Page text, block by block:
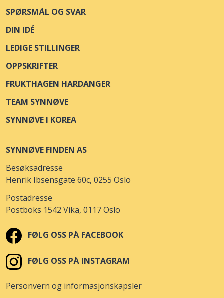
RÅDHUSVEGEN 5
BAKKEHAGAN 6C
BUNNPRIS SAMFUNDET
TROMSØYSUNDVEGEN 118
BUNNPRIS BRYGGJA
NORDFJORDVEGEN 7747
KIWI STORGATA LILLEHAMMER
SPAR BAGN
STOREBRUVEGEN 3
SPØRSMÅL OG SVAR
DIN IDÉ
LEDIGE STILLINGER
OPPSKRIFTER
FRUKTHAGEN HARDANGER
TEAM SYNNØVE
SYNNØVE I KOREA
SYNNØVE FINDEN AS
Besøksadresse
Henrik Ibsensgate 60c, 0255 Oslo
Postadresse
Postboks 1542 Vika, 0117 Oslo
FØLG OSS PÅ FACEBOOK
FØLG OSS PÅ INSTAGRAM
Personvern og informasjonskapsler